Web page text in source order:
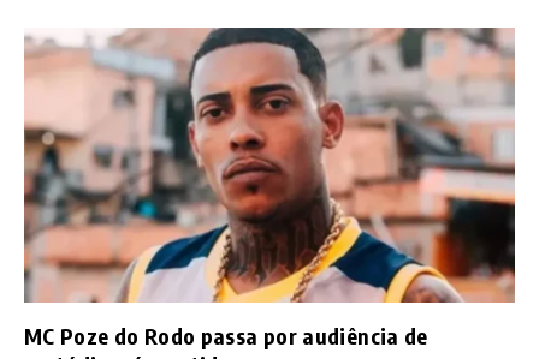
MC Poze do Rodo passa por audiência de